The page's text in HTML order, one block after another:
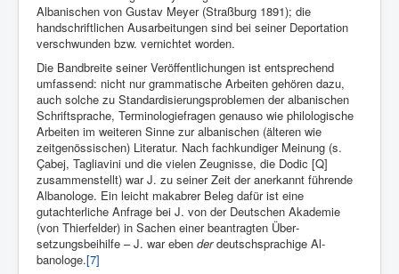
Albanischen von Gustav Meyer (Straßburg 1891); die
handschriftlichen Ausarbeitungen sind bei seiner Deportation
verschwunden bzw. vernichtet worden.
Die Bandbreite seiner Veröffentlichungen ist entsprechend
umfas­send: nicht nur grammatische Arbeiten gehören dazu,
auch solche zu Standardisierungsproblemen der al­banischen
Schriftsprache, Terminologiefragen genauso wie philolo­gische
Arbeiten im weiteren Sinne zur albanischen (älteren wie
zeitgenössischen) Literatur. Nach fachkundiger Meinung (s.
Ça­bej, Tagliavini und die vielen Zeugnisse, die Dodic [Q]
zusammen­stellt) war J. zu seiner Zeit der anerkannt führende
Albanologe. Ein leicht makabrer Beleg dafür ist eine
gutachterliche Anfrage bei J. von der Deut­schen Akademie
(von Thierfelder) in Sachen einer beantrag­ten Über­
setzungsbeihilfe – J. war eben derdeutschsprachige Al­
banologe.[7]